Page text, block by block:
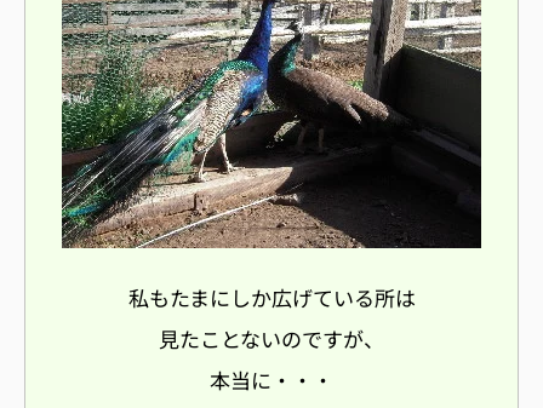
私もたまにしか広げている所は
見たことないのですが、
本当に・・・